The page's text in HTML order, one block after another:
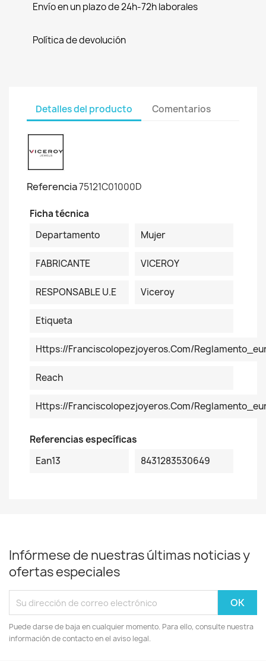
Envío en un plazo de 24h-72h laborales
Política de devolución
Detalles del producto Comentarios
Referencia75121C01000D
Ficha técnica
Departamento
Mujer
FABRICANTE VICEROY
RESPONSABLE U.E Viceroy
Etiqueta
Https://franciscolopezjoyeros.com/
Reach
Https://franciscolopezjoyeros.com/
Referencias específicas
Ean13
8431283530649
Infórmese de nuestras últimas noticias y
ofertas especiales
Puede darse de baja en cualquier momento. Para ello, consulte nuestra
información de contacto en el aviso legal.